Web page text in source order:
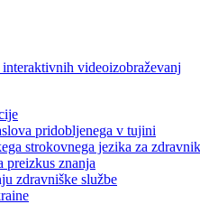
videoizobraževanj
pridobljenega v tujini
strokovnega jezika za
preizkus znanja
zdravniške službe